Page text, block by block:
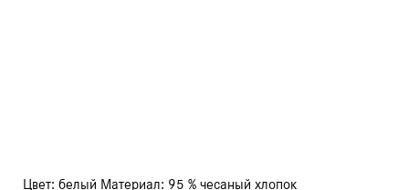
Цвет: белый Материал: 95 % чесаный хлопок